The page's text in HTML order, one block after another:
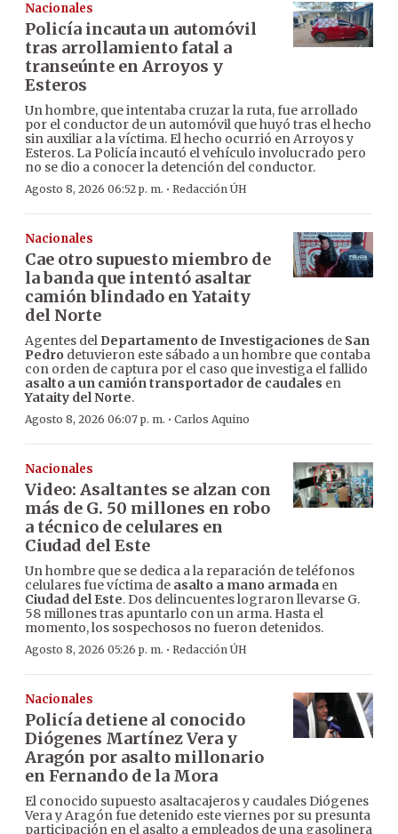
Nacionales
Policía incauta un automóvil
tras arrollamiento fatal a
transeúnte en Arroyos y
Esteros
Un hombre, que intentaba cruzar la ruta, fue arrollado
por el conductor de un automóvil que huyó tras el hecho
sin auxiliar a la víctima. El hecho ocurrió en Arroyos y
Esteros. La Policía incautó el vehículo involucrado pero
no se dio a conocer la detención del conductor.
Agosto 8, 2026 06:52 p. m. · Redacción ÚH
Nacionales
Cae otro supuesto miembro de
la banda que intentó asaltar
camión blindado en Yataity
del Norte
Agentes del Departamento de Investigaciones de San
Pedro detuvieron este sábado a un hombre que contaba
con orden de captura por el caso que investiga el fallido
asalto a un camión transportador de caudales en
Yataity del Norte.
Agosto 8, 2026 06:07 p. m. · Carlos Aquino
Nacionales
Video: Asaltantes se alzan con
más de G. 50 millones en robo
a técnico de celulares en
Ciudad del Este
Un hombre que se dedica a la reparación de teléfonos
celulares fue víctima de asalto a mano armada en
Ciudad del Este. Dos delincuentes lograron llevarse G.
58 millones tras apuntarlo con un arma. Hasta el
momento, los sospechosos no fueron detenidos.
Agosto 8, 2026 05:26 p. m. · Redacción ÚH
Nacionales
Policía detiene al conocido
Diógenes Martínez Vera y
Aragón por asalto millonario
en Fernando de la Mora
El conocido supuesto asaltacajeros y caudales Diógenes
Vera y Aragón fue detenido este viernes por su presunta
participación en el asalto a empleados de una gasolinera